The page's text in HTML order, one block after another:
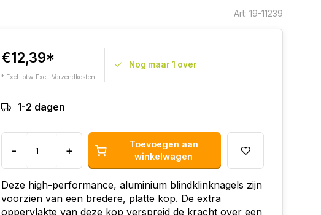
Art: 19-11239
€12,39*
* Excl. btw Excl. Verzendkosten
Nog maar 1 over
1-2 dagen
- +
Toevoegen aan
winkelwagen
Deze high-performance, aluminium blindklinknagels zijn
voorzien van een bredere, platte kop. De extra
oppervlakte van deze kop verspreid de kracht over een